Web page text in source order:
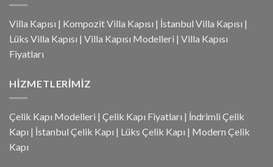
Villa Kapısı | Kompozit Villa Kapısı | İstanbul Villa Kapısı |
Lüks Villa Kapısı | Villa Kapısı Modelleri | Villa Kapısı
Fiyatları
HIZMETLERIMIZ
Çelik Kapı Modelleri | Çelik Kapı Fiyatları | İndrimli Çelik
Kapı | İstanbul Çelik Kapı | Lüks Çelik Kapı | Modern Çelik
Kapı